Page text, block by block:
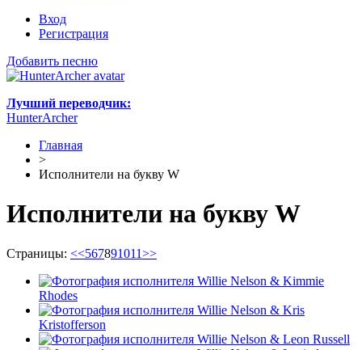
Вход
Регистрация
Добавить песню
Лучший переводчик:
HunterArcher
Главная
>
Исполнители на букву W
Исполнители на букву W
Страницы: <<567891011>>
Willie Nelson & Kimmie
Rhodes
Willie Nelson & Kris
Kristofferson
Willie Nelson & Leon Russell